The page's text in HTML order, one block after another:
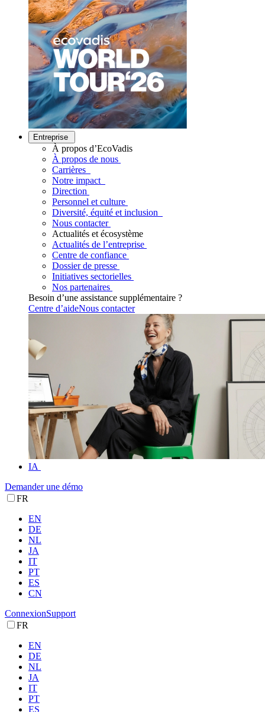
Entreprise
À propos d’EcoVadis
À propos de nous
Carrières
Notre impact
Direction
Personnel et culture
Diversité, équité et inclusion
Nous contacter
Actualités et écosystème
Actualités de l’entreprise
Centre de confiance
Dossier de presse
Initiatives sectorielles
Nos partenaires
Besoin d’une assistance supplémentaire ?
Centre d’aideNous contacter
IA
Demander une démo
FR
EN
DE
NL
JA
IT
PT
ES
CN
ConnexionSupport
FR
EN
DE
NL
JA
IT
PT
ES